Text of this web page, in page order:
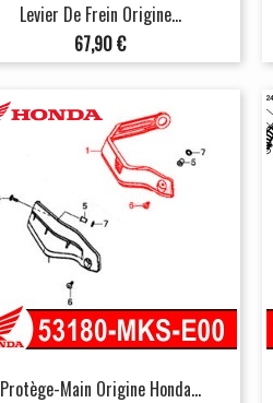
Levier De Frein Origine...
Prix
67,90 €
Protège-Main Origine Honda...